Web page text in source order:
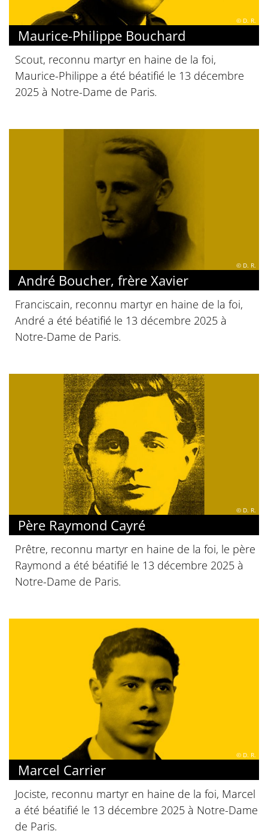
© D. R.
Maurice-Philippe Bouchard
Scout, reconnu martyr en haine de la foi,
Maurice-Philippe a été béatifié le 13 décembre
2025 à Notre-Dame de Paris.
© D. R.
André Boucher, frère Xavier
Franciscain, reconnu martyr en haine de la foi,
André a été béatifié le 13 décembre 2025 à
Notre-Dame de Paris.
© D. R.
Père Raymond Cayré
Prêtre, reconnu martyr en haine de la foi, le père
Raymond a été béatifié le 13 décembre 2025 à
Notre-Dame de Paris.
© D. R.
Marcel Carrier
Jociste, reconnu martyr en haine de la foi, Marcel
a été béatifié le 13 décembre 2025 à Notre-Dame
de Paris.